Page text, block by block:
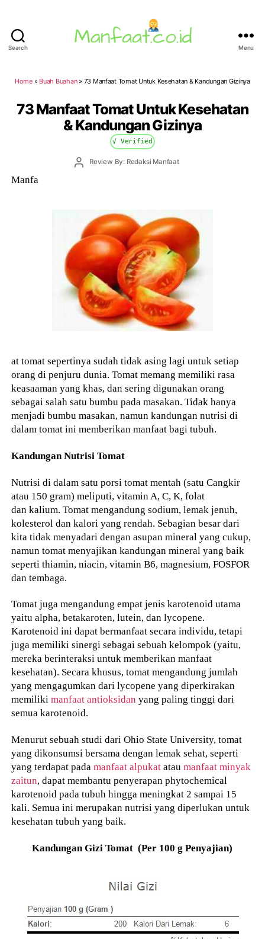
Search Menu
Home» Buah Buahan» 73 Manfaat Tomat Untuk Kesehatan & Kandungan Gizinya
73 Manfaat Tomat Untuk Kesehatan
& Kandungan Gizinya
√ Verified
PostReview By: Redaksi Manfaat
Manfa
at tomat sepertinya sudah tidak asing lagi untuk setiap
orang di penjuru dunia. Tomat memang memiliki rasa
keasaaman yang khas, dan sering digunakan orang
sebagai salah satu bumbu pada masakan. Tidak hanya
menjadi bumbu masakan, namun kandungan nutrisi di
dalam tomat ini memberikan manfaat bagi tubuh.
Kandungan Nutrisi Tomat
Nutrisi di dalam satu porsi tomat mentah (satu Cangkir
atau 150 gram) meliputi, vitamin A, C, K, folat
dan kalium. Tomat mengandung sodium, lemak jenuh,
kolesterol dan kalori yang rendah. Sebagian besar dari
kita tidak menyadari dengan asupan mineral yang cukup,
namun tomat menyajikan kandungan mineral yang baik
seperti thiamin, niacin, vitamin B6, magnesium, FOSFOR
dan tembaga.
Tomat juga mengandung empat jenis karotenoid utama
yaitu alpha, betakaroten, lutein, dan lycopene.
Karotenoid ini dapat bermanfaat secara individu, tetapi
juga memiliki sinergi sebagai sebuah kelompok (yaitu,
mereka berinteraksi untuk memberikan manfaat
kesehatan). Secara khusus, tomat mengandung jumlah
yang mengagumkan dari lycopene yang diperkirakan
memilikimanfaat antioksidan yang paling tinggi dari
semua karotenoid.
Menurut sebuah studi dari Ohio State University, tomat
yang dikonsumsi bersama dengan lemak sehat, seperti
yang terdapat padamanfaat alpukat ataumanfaat minyak
zaitun, dapat membantu penyerapan phytochemical
karotenoid pada tubuh hingga meningkat 2 sampai 15
kali. Semua ini merupakan nutrisi yang diperlukan untuk
kesehatan tubuh yang baik.
Kandungan Gizi Tomat (Per 100 g Penyajian)